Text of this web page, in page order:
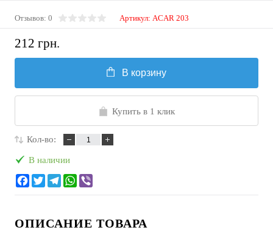
Отзывов: 0 Артикул: ACAR 203
212 грн.
В корзину
Купить в 1 клик
Кол-во:
В наличии
ОПИСАНИЕ ТОВАРА